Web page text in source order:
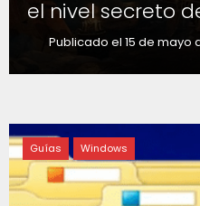
el nivel secreto
Publicado el 15 de mayo
Guías Windows